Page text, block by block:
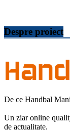
Despre proiect
De ce Handbal
Un ziar online
de actualitate.